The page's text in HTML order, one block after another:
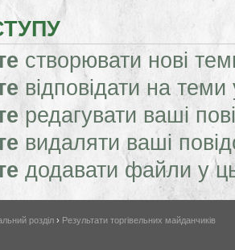
створювати нові
відповідати на
редагувати ваші
видаляти ваші
додавати файли у
розділ › Результати торгівельних майданчиків